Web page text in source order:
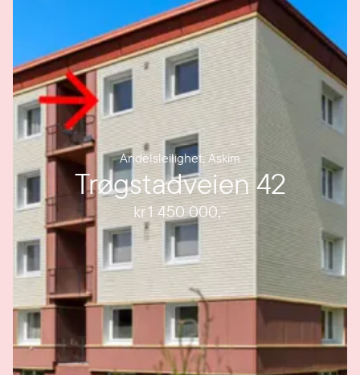
Andelsleilighet,Askim
Trøgstadveien 42
kr 1 450 000,-